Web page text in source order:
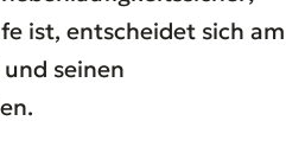
ist, entscheidet sich am
seinen